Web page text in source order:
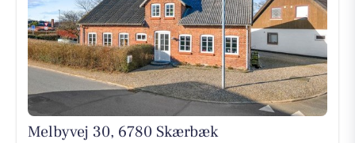
Melbyvej 30, 6780 Skærbæk